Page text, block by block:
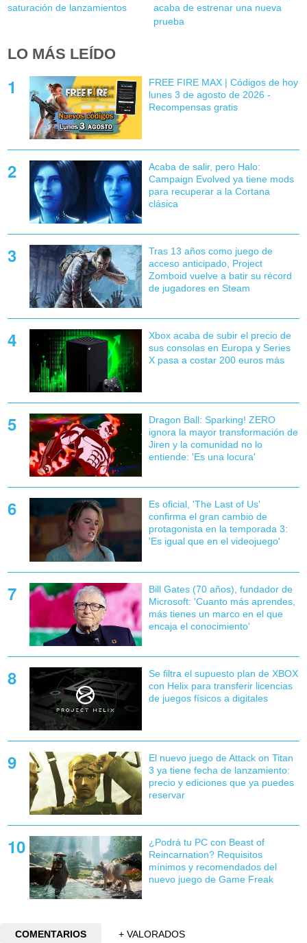
saturación de lanzamientos
acaba de estrenar una nueva
prueba
LO MÁS LEÍDO
FREE FIRE MAX | Códigos de hoy
lunes 3 de agosto de 2026 -
Recompensas gratis
Acaba de salir, pero Halo:
Campaign Evolved ya tiene mods
para recuperar a la Cortana
clásica
Tras 13 años como juego de
acceso anticipado, Project
Zomboid vuelve a batir su récord
de jugadores en Steam
Xbox acaba de subir el precio de
sus consolas en Europa y Series
X pasa a costar 200 euros más
Dragon Ball: Sparking! ZERO
ignora la mayor transformación de
Jiren y la comunidad no lo
entiende: 'Es una locura'
Es oficial, 'The Last of Us'
confirma el gran cambio de
protagonista en la temporada 3:
'Es igual que en el videojuego'
Bill Gates (70 años), fundador de
Microsoft: 'Cuanto más aprendes,
más tienes un marco en el que
encaja el conocimiento'
Se filtra el supuesto plan de XBOX
con Helix para transferir licencias
de juegos físicos a digitales
El nuevo juego de Attack on Titan
3 ya tiene fecha de lanzamiento:
precio y ediciones que ya puedes
reservar
¿Podrá tu PC con Beast of
Reincarnation? Requisitos
mínimos y recomendados del
nuevo juego de Game Freak
COMENTARIOS
+ VALORADOS